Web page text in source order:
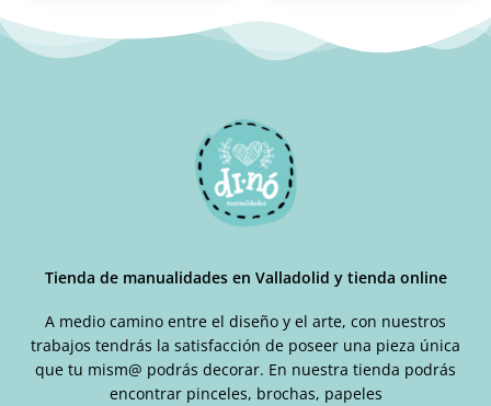
Tienda de manualidades en Valladolid y tienda online
A medio camino entre el diseño y el arte, con nuestros
trabajos tendrás la satisfacción de poseer una pieza única
que tu mism@ podrás decorar. En nuestra tienda podrás
encontrar pinceles, brochas, papeles